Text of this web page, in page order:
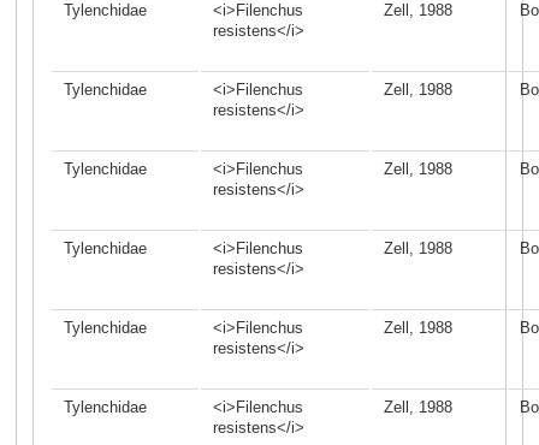
Tylenchidae
<i>Filenchus
resistens</i>
Zell, 1988
Tylenchidae
<i>Filenchus
resistens</i>
Zell, 1988
Tylenchidae
<i>Filenchus
resistens</i>
Zell, 1988
Tylenchidae
<i>Filenchus
resistens</i>
Zell, 1988
Tylenchidae
<i>Filenchus
resistens</i>
Zell, 1988
Tylenchidae
<i>Filenchus
resistens</i>
Zell, 1988